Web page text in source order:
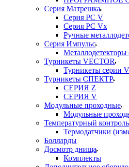
Серия Матрешка
Серия PC V
Серия PC Vx
Ручные
Серия Импульс
Турникеты VECTOR
Турникеты серии
Турникеты СПЕКТР
СЕРИЯ Z
СЕРИЯ V
Модульные проходные
Модульные
Температурный контроль
Термодатчики
Болларды
Досмотр днища
Комплекты